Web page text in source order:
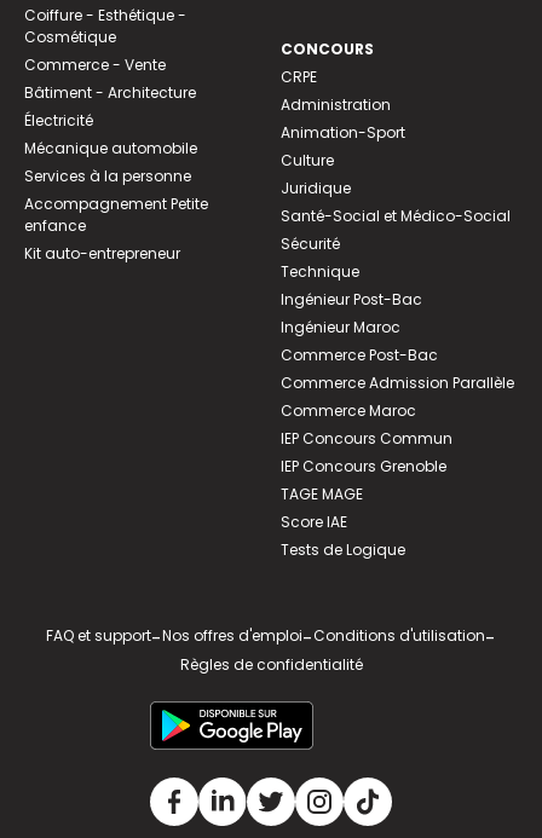
Coiffure - Esthétique -
Cosmétique
Commerce - Vente
Bâtiment - Architecture
Électricité
Mécanique automobile
Services à la personne
Accompagnement Petite
enfance
Kit auto-entrepreneur
CONCOURS
CRPE
Administration
Animation-Sport
Culture
Juridique
Santé-Social et Médico-Social
Sécurité
Technique
Ingénieur Post-Bac
Ingénieur Maroc
Commerce Post-Bac
Commerce Admission Parallèle
Commerce Maroc
IEP Concours Commun
IEP Concours Grenoble
TAGE MAGE
Score IAE
Tests de Logique
FAQ et support-Nos offres d'emploi-Conditions d'utilisation-
Règles de confidentialité